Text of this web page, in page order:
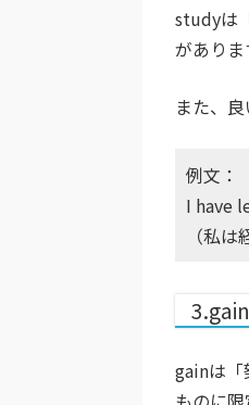
studyは
がありま
また、
例文：
I have
（私
3.gain
gainは「